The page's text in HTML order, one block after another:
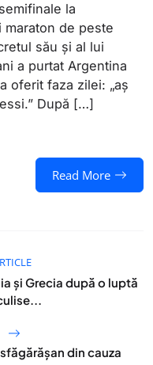
la
de peste
său și al lui
a purtat Argentina
oferit faza zilei: „aș
După […]
Read More
și Grecia după o luptă
din cauza